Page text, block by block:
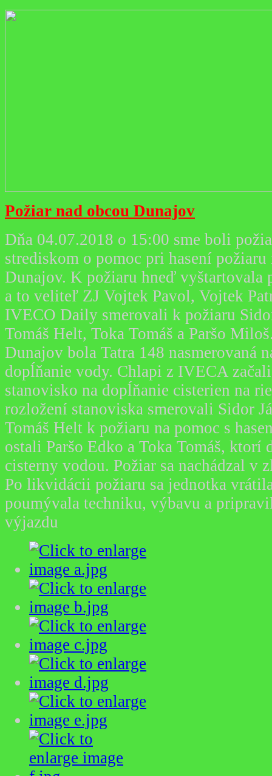
Požiar nad obcou Dunajov
Dňa 04.07.2018 o 15:00 sme boli
strediskom o pomoc pri hasení požiaru
Dunajov. K požiaru hneď vyštartovala
a to veliteľ ZJ Vojtek Pavol, Vojtek
IVECO Daily smerovali k požiaru
Tomáš Helt, Toka Tomáš a Paršo
Dunajov bola Tatra 148 nasmerovaná
dopĺňanie vody. Chlapi z IVECA
stanovisko na dopĺňanie cisterien na
rozložení stanoviska smerovali Sidor
Tomáš Helt k požiaru na pomoc s
ostali Paršo Edko a Toka Tomáš, ktorí
cisterny vodou. Požiar sa nachádzal v
Po likvidácii požiaru sa jednotka
poumývala techniku, výbavu a
výjazdu